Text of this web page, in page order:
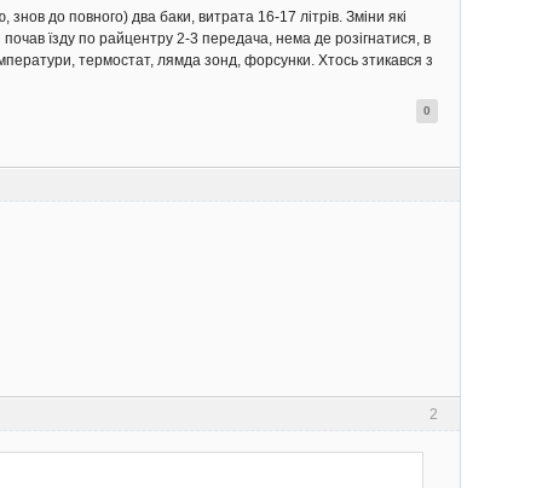
до повного) два баки, витрата 16-17 літрів. Зміни які
їзду по райцентру 2-3 передача, нема де розігнатися, в
термостат, лямда зонд, форсунки. Хтось зтикався з
0
2